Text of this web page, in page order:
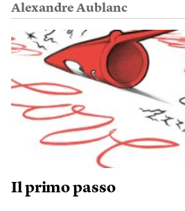
Alexandre Aublanc
Il primo passo